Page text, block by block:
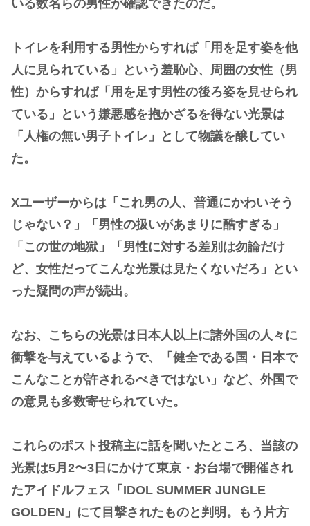
いる数名らの男性が確認できたのだ。
トイレを利用する男性からすれば「用を足す姿を他
人に見られている」という羞恥心、周囲の女性（男
性）からすれば「用を足す男性の後ろ姿を見せられ
ている」という嫌悪感を抱かざるを得ない光景は
「人権の無い男子トイレ」として物議を醸してい
た。
Xユーザーからは「これ男の人、普通にかわいそう
じゃない？」「男性の扱いがあまりに酷すぎる」
「この世の地獄」「男性に対する差別は勿論だけ
ど、女性だってこんな光景は見たくないだろ」とい
った疑問の声が続出。
なお、こちらの光景は日本人以上に諸外国の人々に
衝撃を与えているようで、「健全である国・日本で
こんなことが許されるべきではない」など、外国で
の意見も多数寄せられていた。
これらのポスト投稿主に話を聞いたところ、当該の
光景は5月2〜3日にかけて東京・お台場で開催され
たアイドルフェス「IDOL SUMMER JUNGLE
GOLDEN」にて目撃されたものと判明。もう片方